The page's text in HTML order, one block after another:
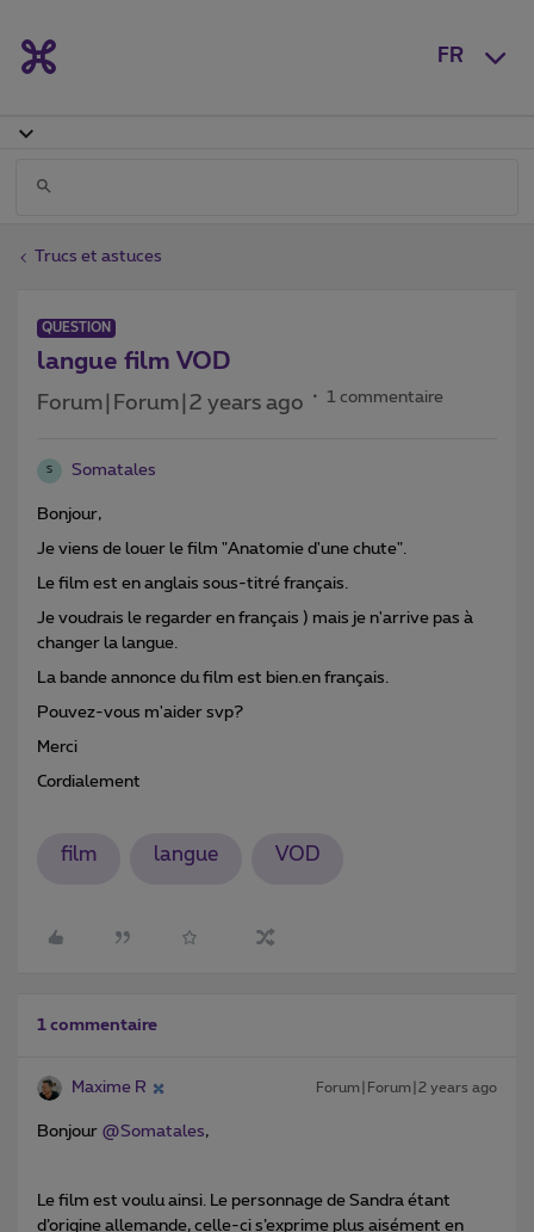
FR
Trucs et astuces
QUESTION
langue film VOD
Forum|Forum|2 years ago 1 commentaire
S Somatales
Bonjour,
Je viens de louer le film "Anatomie d'une chute".
Le film est en anglais sous-titré français.
Je voudrais le regarder en français ) mais je n'arrive pas à
changer la langue.
La bande annonce du film est bien.en français.
Pouvez-vous m'aider svp?
Merci
Cordialement
film langue VOD
1 commentaire
Maxime R Forum|Forum|2 years ago
Bonjour @Somatales,
Le film est voulu ainsi. Le personnage de Sandra étant
d’origine allemande, celle-ci s’exprime plus aisément en